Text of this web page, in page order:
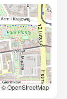
© OpenStreetMap